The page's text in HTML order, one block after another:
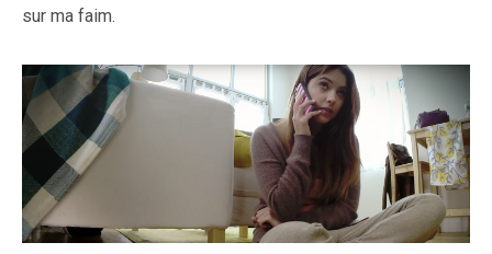
sur ma faim.